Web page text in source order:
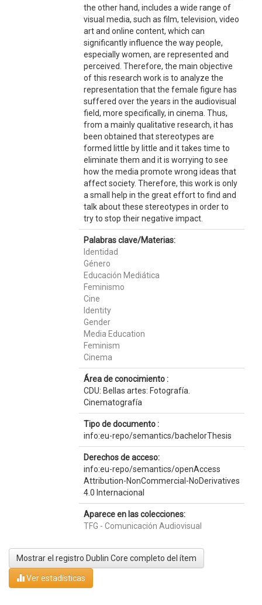
the other hand, includes a wide range of
visual media, such as film, television, video
art and online content, which can
significantly influence the way people,
especially women, are represented and
perceived. Therefore, the main objective
of this research work is to analyze the
representation that the female figure has
suffered over the years in the audiovisual
field, more specifically, in cinema. Thus,
from a mainly qualitative research, it has
been obtained that stereotypes are
formed little by little and it takes time to
eliminate them and it is worrying to see
how the media promote wrong ideas that
affect society. Therefore, this work is only
a small help in the great effort to find and
talk about these stereotypes in order to
try to stop their negative impact.
Palabras clave/Materias:
Identidad
Género
Educación Mediática
Feminismo
Cine
Identity
Gender
Media Education
Feminism
Cinema
Área de conocimiento :
CDU: Bellas artes: Fotografía.
Cinematografía
Tipo de documento :
info:eu-repo/semantics/bachelorThesis
Derechos de acceso:
info:eu-repo/semantics/openAccess
Attribution-NonCommercial-NoDerivatives
4.0 Internacional
Aparece en las colecciones:
TFG - Comunicación Audiovisual
Mostrar el registro Dublin Core completo del ítem
Ver estadísticas